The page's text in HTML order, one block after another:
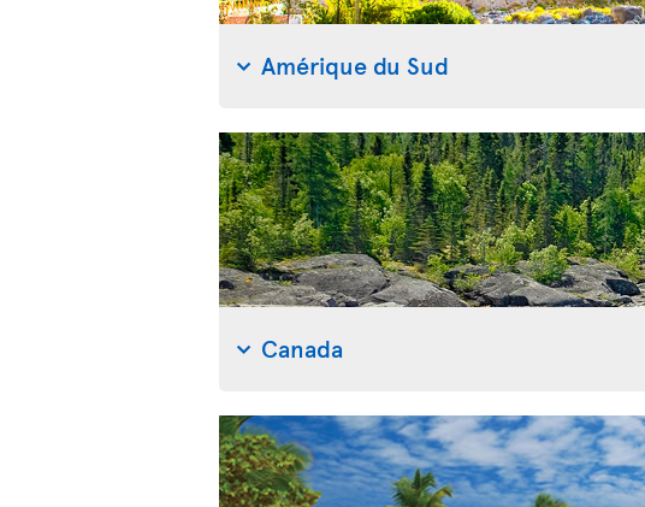
Amérique du Sud
Canada